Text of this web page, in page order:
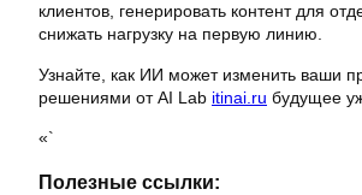
клиентов, генерировать контент для
снижать нагрузку на первую линию.
Узнайте, как ИИ может изменить ваши
решениями от AI Lab itinai.ru будущее
«`
Полезные ссылки: